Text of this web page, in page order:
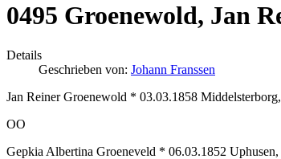
0495 Groenewold, Jan
Details
Geschrieben von: Johann Franssen
Jan Reiner Groenewold * 03.03.1858
OO
Gepkia Albertina Groeneveld * 06.03.1852